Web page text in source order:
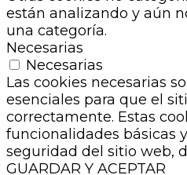
están analizando y aún
una categoría.
Necesarias
Necesarias
Las cookies necesarias
esenciales para que el
correctamente. Estas
funcionalidades básicas
seguridad del sitio web,
GUARDAR Y ACEPTAR